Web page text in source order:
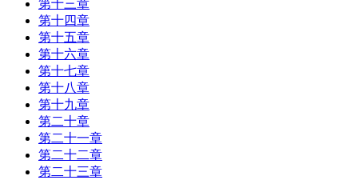
第十三章
第十四章
第十五章
第十六章
第十七章
第十八章
第十九章
第二十章
第二十一章
第二十二章
第二十三章